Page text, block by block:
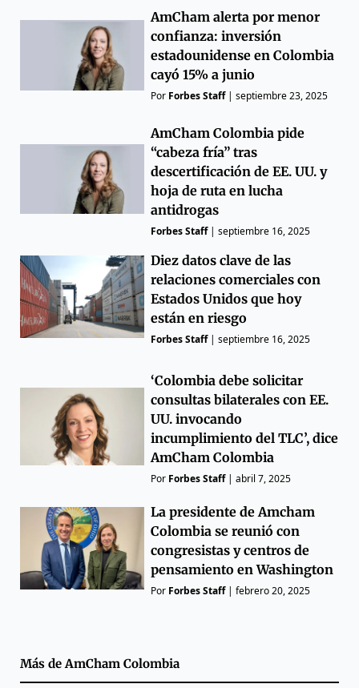
AmCham alerta por menor
confianza: inversión
estadounidense en Colombia
cayó 15% a junio
Por Forbes Staff|septiembre 23, 2025
AmCham Colombia pide
“cabeza fría” tras
descertificación de EE. UU. y
hoja de ruta en lucha
antidrogas
Forbes Staff|septiembre 16, 2025
Diez datos clave de las
relaciones comerciales con
Estados Unidos que hoy
están en riesgo
Forbes Staff|septiembre 16, 2025
‘Colombia debe solicitar
consultas bilaterales con EE.
UU. invocando
incumplimiento del TLC’, dice
AmCham Colombia
Por Forbes Staff|abril 7, 2025
La presidente de Amcham
Colombia se reunió con
congresistas y centros de
pensamiento en Washington
Por Forbes Staff|febrero 20, 2025
Más deAmCham Colombia